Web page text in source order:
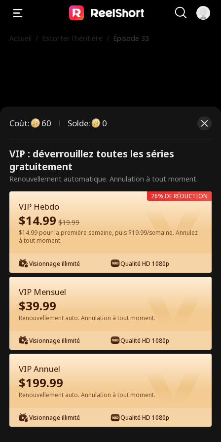
Accueil / Escorter l'héritière / Épisode 33
Ce sont des épisodes payants.
Débloquez pour regarder.
60 Débloquer maintenant
Épisode 33 - Escorter l'héritière Film
complet
0-49 50-74 Tous les épisodes
33
Coût: 60 Solde: 0
VIP : déverrouillez toutes les séries
gratuitement
Renouvellement automatique. Annulation à tout moment.
VIP Hebdo
$14.99 $19.99
$14.99 pour la première semaine, puis $19.99/semaine. Annulez
à tout moment.
Visionnage illimité Qualité HD 1080p
26% DE RÉDUCTION
VIP Mensuel
$39.99
Renouvellement auto. Annulation à tout moment.
Visionnage illimité Qualité HD 1080p
VIP Annuel
$199.99
Renouvellement auto. Annulation à tout moment.
Visionnage illimité Qualité HD 1080p